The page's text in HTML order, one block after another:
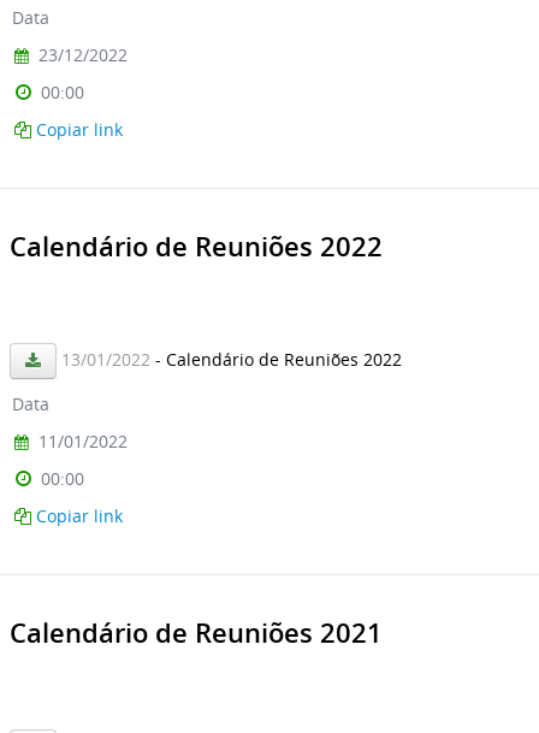
Data
23/12/2022
00:00
Copiar link
Calendário de Reuniões 2022
13/01/2022 - Calendário de Reuniões 2022
Data
11/01/2022
00:00
Copiar link
Calendário de Reuniões 2021